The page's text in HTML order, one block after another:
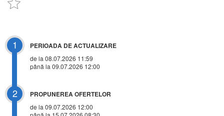
1 PERIOADA DE ACTUALIZARE
de la 08.07.2026 11:59
până la 09.07.2026 12:00
2 PROPUNEREA OFERTELOR
de la 09.07.2026 12:00